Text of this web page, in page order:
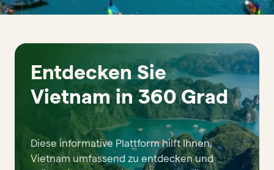
Entdecken Sie
Vietnam in 360 Grad
Diese informative Plattform hilft Ihnen,
Vietnam umfassend zu entdecken und